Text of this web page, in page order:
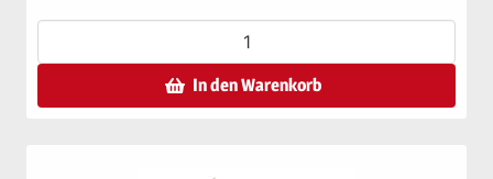
In den Warenkorb